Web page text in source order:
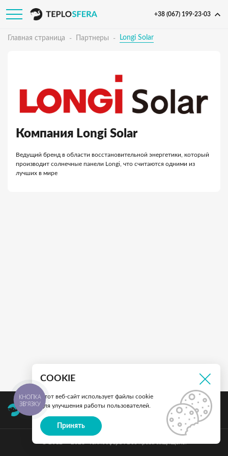
+38 (067) 199-23-03
Главная страница Партнеры Longi Solar
Компания Longi Solar
Ведущий бренд в области восстановительной энергетики, который
производит солнечные панели Longi, что считаются одними из
лучших в мире
COOKIE
Этот веб-сайт использует файлы cookie
для улучшения работы пользователей.
Принять
КНОПКА
ЗВ'ЯЗКУ